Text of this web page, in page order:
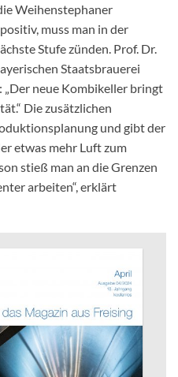
Weihenstephaner
muss man in der
Stufe zünden. Prof. Dr.
Staatsbrauerei
neue Kombikeller bringt
Die zusätzlichen
und gibt der
etwas mehr Luft zum
stieß man an die Grenzen
arbeiten“, erklärt